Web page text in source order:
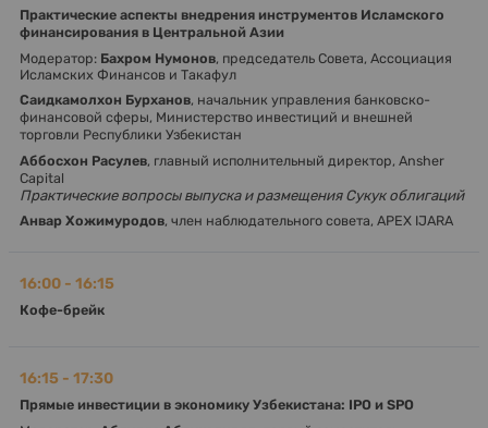
Практические аспекты внедрения инструментов Исламского
финансирования в Центральной Азии
Модератор: Бахром Нумонов, председатель Совета, Ассоциация
Исламских Финансов и Такафул
Саидкамолхон Бурханов, начальник управления банковско-
финансовой сферы, Министерство инвестиций и внешней
торговли Республики Узбекистан
Аббосхон Расулев, главный исполнительный директор, Ansher
Capital
Практические вопросы выпуска и размещения Cукук облигаций
Анвар Хожимуродов, член наблюдательного совета, APEX IJARA
16:00 - 16:15
Кофе-брейк
16:15 - 17:30
Прямые инвестиции в экономику Узбекистана: IPO и SPO